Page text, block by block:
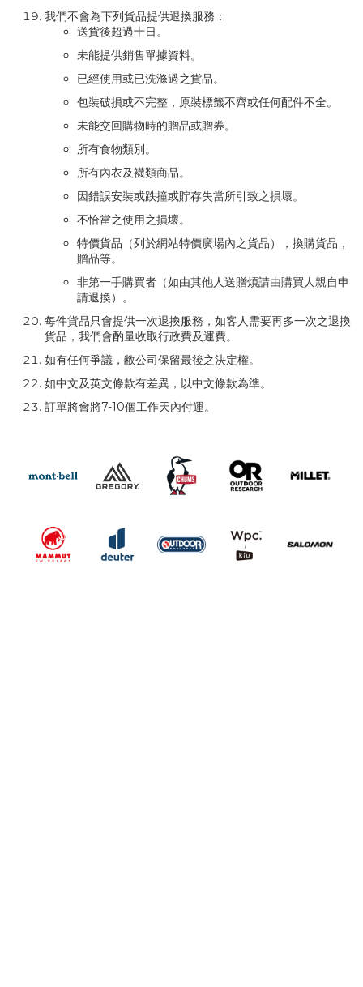
我們不會為下列貨品提供退換服務：
送貨後超過十日。
未能提供銷售單據資料。
已經使用或已洗滌過之貨品。
包裝破損或不完整，原裝標籤不齊或任何配件不全。
未能交回購物時的贈品或贈券。
所有食物類別。
所有內衣及襪類商品。
因錯誤安裝或跌撞或貯存失當所引致之損壞。
不恰當之使用之損壞。
特價貨品（列於網站特價廣場內之貨品），換購貨品，
贈品等。
非第一手購買者（如由其他人送贈煩請由購買人親自申
請退換）。
每件貨品只會提供一次退換服務，如客人需要再多一次之退換
貨品，我們會酌量收取行政費及運費。
如有任何爭議，敝公司保留最後之決定權。
如中文及英文條款有差異，以中文條款為準。
訂單將會將7-10個工作天內付運。